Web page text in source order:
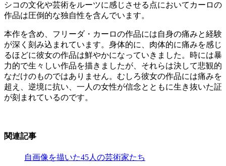
シコの文化や芸術をルーツに感じさせる点においてカーロの
作品は圧倒的な独自性を含んでいます。
本作を含め、フリーダ・カーロの作品には自身の痛みと経験
が深く刻み込まれています。身体的に、肉体的に痛みを感じ
るほどに彼女の作品は鮮やかになっていきました。時には暴
力的で生々しい作品を描きましたが、それらは決して悲観的
なだけのものではありません。むしろ彼女の作品には痛みを
超え、逆境に抗い、一人の女性が信念とともに生き抜いた証
が刻まれているのです。
関連記事
自画像を描いた45人の芸術家たち